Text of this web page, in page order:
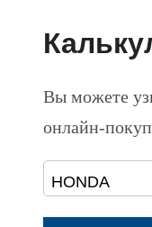
Вы можете
онлайн-